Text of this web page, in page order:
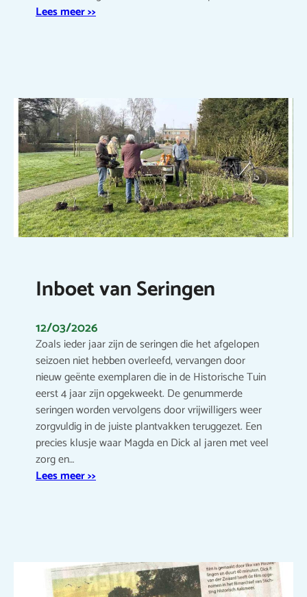
Lees meer >>
Inboet van Seringen
12/03/2026
Zoals ieder jaar zijn de seringen die het afgelopen
seizoen niet hebben overleefd, vervangen door
nieuw geënte exemplaren die in de Historische Tuin
eerst 4 jaar zijn opgekweekt. De genummerde
seringen worden vervolgens door vrijwilligers weer
zorgvuldig in de juiste plantvakken teruggezet. Een
precies klusje waar Magda en Dick al jaren met veel
zorg en…
Lees meer >>